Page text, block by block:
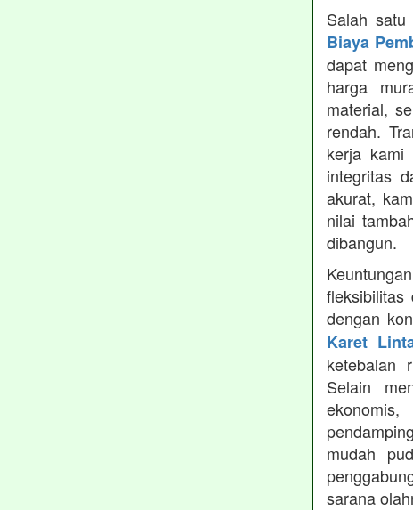
Salah satu
Biaya
dapat
harga
material,
rendah.
kerja kami
integritas
akurat,
nilai
dibangun.
fleksibilitas
dengan
Karet
ketebalan
Selain
mudah
sarana